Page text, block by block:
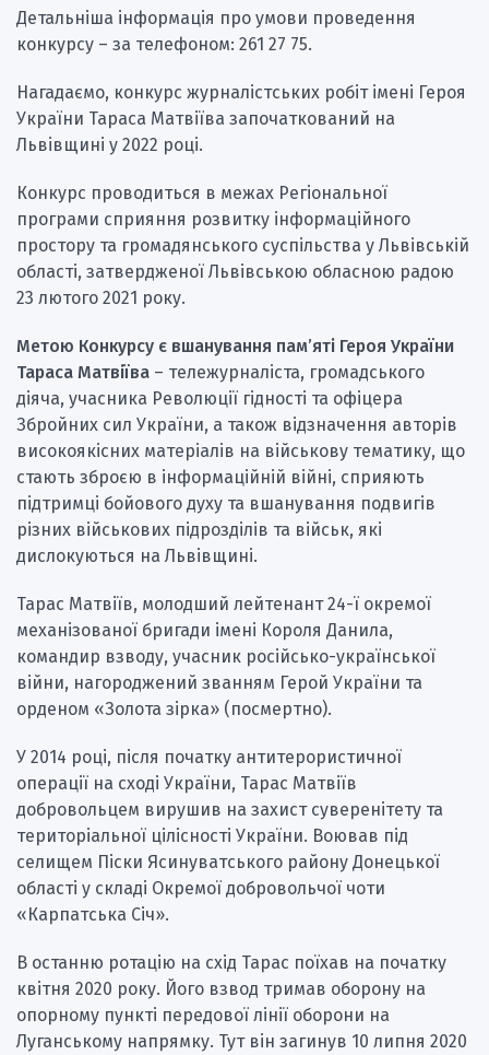
Детальніша інформація про умови проведення
конкурсу – за телефоном: 261 27 75.
Нагадаємо, конкурс журналістських робіт імені Героя
України Тараса Матвіїва започаткований на
Львівщині у 2022 році.
Конкурс проводиться в межах Регіональної
програми сприяння розвитку інформаційного
простору та громадянського суспільства у Львівській
області, затвердженої Львівською обласною радою
23 лютого 2021 року.
Метою Конкурсу є вшанування пам’яті Героя України
Тараса Матвіїва – тележурналіста, громадського
діяча, учасника Революції гідності та офіцера
Збройних сил України, а також відзначення авторів
високоякісних матеріалів на військову тематику, що
стають зброєю в інформаційній війні, сприяють
підтримці бойового духу та вшанування подвигів
різних військових підрозділів та військ, які
дислокуються на Львівщині.
Тарас Матвіїв, молодший лейтенант 24-ї окремої
механізованої бригади імені Короля Данила,
командир взводу, учасник російсько-української
війни, нагороджений званням Герой України та
орденом «Золота зірка» (посмертно).
У 2014 році, після початку антитерористичної
операції на сході України, Тарас Матвіїв
добровольцем вирушив на захист суверенітету та
територіальної цілісності України. Воював під
селищем Піски Ясинуватського району Донецької
області у складі Окремої добровольчої чоти
«Карпатська Січ».
В останню ротацію на схід Тарас поїхав на початку
квітня 2020 року. Його взвод тримав оборону на
опорному пункті передової лінії оборони на
Луганському напрямку. Тут він загинув 10 липня 2020